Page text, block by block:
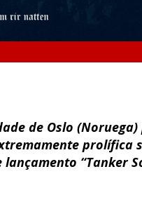
de Oslo
prolífica
“Tanker